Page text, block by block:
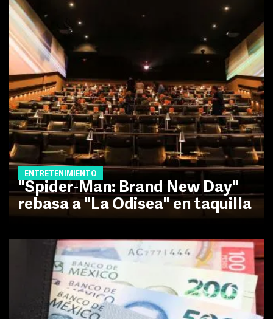
ENTRETENIMIENTO
"Spider-Man: Brand New Day"
rebasa a "La Odisea" en taquilla